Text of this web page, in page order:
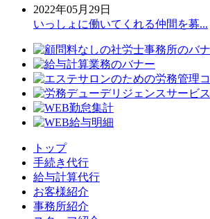
2022年05月29日
いっしょに働いてくれる仲間を募...
トップ
手続き代行
給与計算代行
お客様紹介
事務所紹介